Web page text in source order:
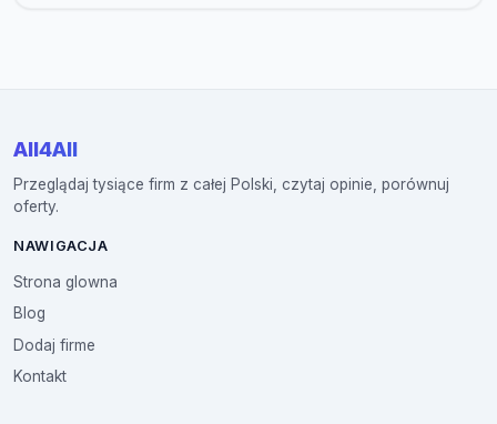
All4All
Przeglądaj tysiące firm z całej Polski, czytaj opinie, porównuj
oferty.
NAWIGACJA
Strona glowna
Blog
Dodaj firme
Kontakt